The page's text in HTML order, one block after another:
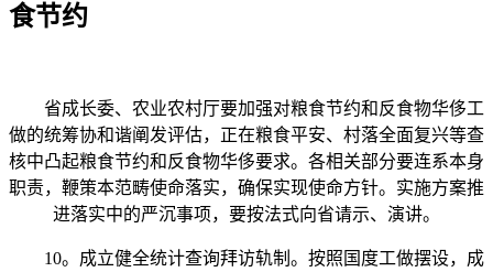
食节约
省成长委、农业农村厅要加强对粮食节约和反食物华侈工
做的统筹协和谐阐发评估，正在粮食平安、村落全面复兴等查
核中凸起粮食节约和反食物华侈要求。各相关部分要连系本身
职责，鞭策本范畴使命落实，确保实现使命方针。实施方案推
进落实中的严沉事项，要按法式向省请示、演讲。
10。成立健全统计查询拜访轨制。按照国度工做摆设，成